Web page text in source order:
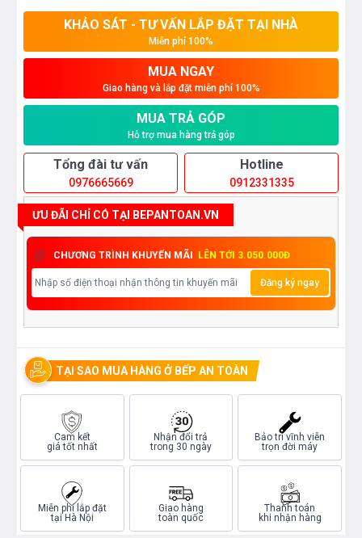
KHẢO SÁT - TƯ VẤN LẮP ĐẶT TẠI NHÀ
Miễn phí 100%
MUA NGAY
Giao hàng và lắp đặt miễn phí 100%
MUA TRẢ GÓP
Hỗ trợ mua hàng trả góp
Tổng đài tư vấn
0976665669
Hotline
0912331335
ƯU ĐÃI CHỈ CÓ TẠI BEPANTOAN.VN
CHƯƠNG TRÌNH KHUYẾN MÃI LÊN TỚI 3.050.000Đ
Đăng ký ngay
TẠI SAO MUA HÀNG Ở BẾP AN TOÀN
Cam kết
giá tốt nhất
Nhận đổi trả
trong 30 ngày
Bảo trì vĩnh viễn
trọn đời máy
Miễn phí lắp đặt
tại Hà Nội
Giao hàng
toàn quốc
Thanh toán
khi nhận hàng